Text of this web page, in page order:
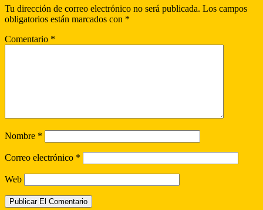
Tu dirección de correo electrónico no será publicada. Los campos
obligatorios están marcados con *
Comentario *
Nombre *
Correo electrónico *
Web